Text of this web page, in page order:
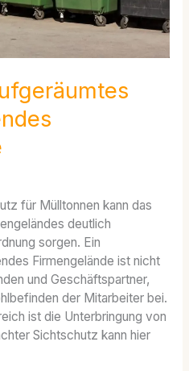
für Mülltonnen kann das
deutlich
sorgen. Ein
Firmengelände ist nicht
und Geschäftspartner,
der Mitarbeiter bei.
ist die Unterbringung von
Sichtschutz kann hier